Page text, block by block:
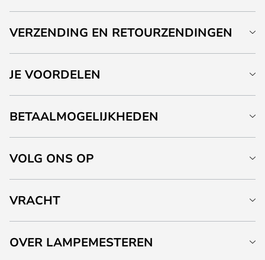
VERZENDING EN RETOURZENDINGEN
JE VOORDELEN
BETAALMOGELIJKHEDEN
VOLG ONS OP
VRACHT
OVER LAMPEMESTEREN